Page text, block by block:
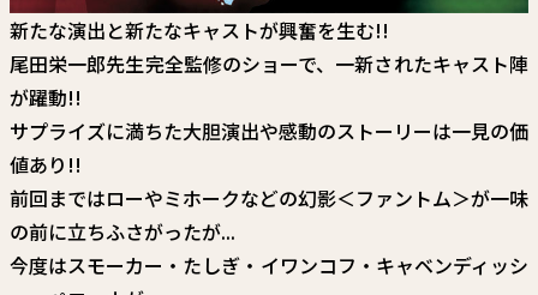
新たな演出と新たなキャストが興奮を生む!!
尾田栄一郎先生完全監修のショーで、一新されたキャスト陣
が躍動!!
サプライズに満ちた大胆演出や感動のストーリーは一見の価
値あり!!
前回まではローやミホークなどの幻影＜ファントム＞が一味
の前に立ちふさがったが...
今度はスモーカー・たしぎ・イワンコフ・キャベンディッシ